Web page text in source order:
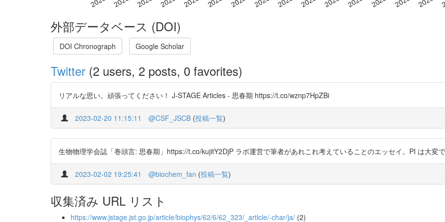
外部データベース (DOI)
DOI Chronograph Google Scholar
Twitter (2 users, 2 posts, 0 favorites)
リアルな思い。頑張ってください！ J-STAGE Articles - 思春期 https://t.co/wznp7HpZBi
2023-02-20 11:15:11 @CSF_JSCB (投稿一覧)
生物物理学会誌「巻頭言: 思春期」https://t.co/kujitY2DjP ラボ運営で筆者があれこれ考えていることのエッセイ。PI は大変
2023-02-02 19:25:41 @biochem_fan (投稿一覧)
収集済み URL リスト
https://www.jstage.jst.go.jp/article/biophys/62/6/62_323/_article/-char/ja/ (2)